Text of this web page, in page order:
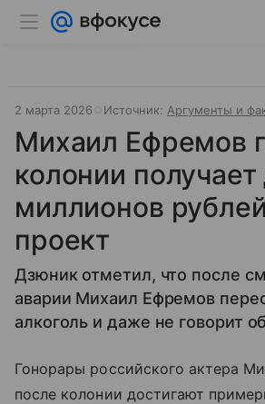
2 марта 2026 Источник: Аргументы и
Михаил Ефремов
колонии получает
миллионов
проект
Дзюник отметил, что после
аварии Михаил Ефремов
алкоголь и даже не говорит
Гонорары российского актера
после колонии достигают